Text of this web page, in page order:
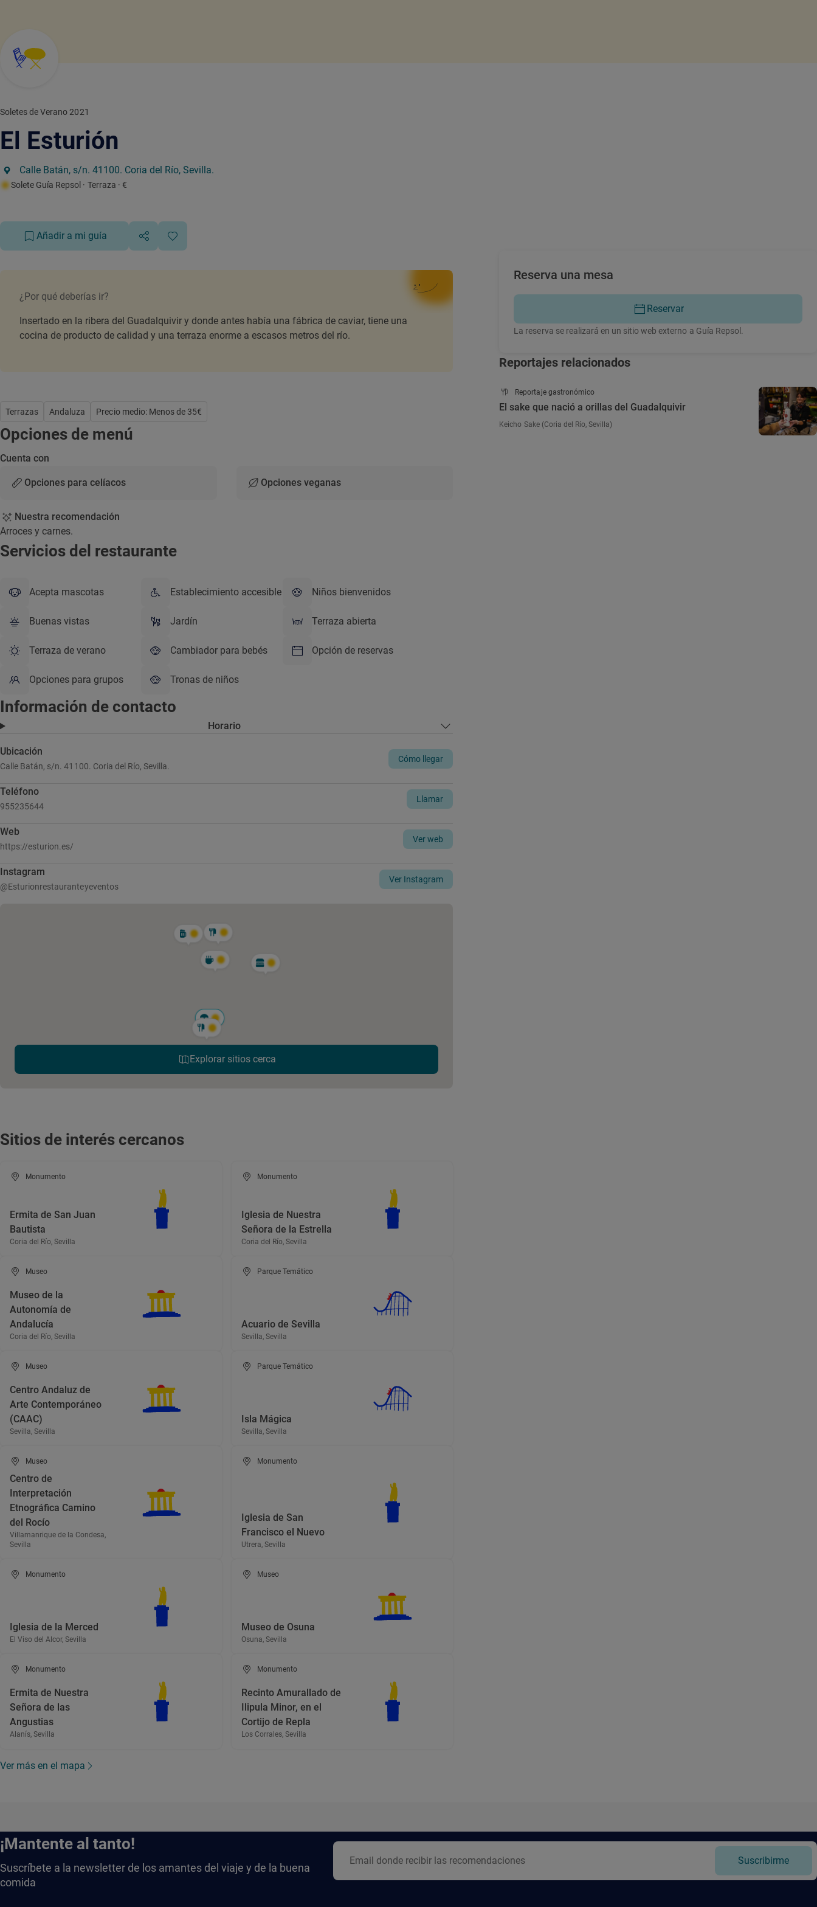
Soletes de Verano 2021
El Esturión
Calle Batán, s/n. 41100. Coria del Río, Sevilla.
Solete Guía Repsol · Terraza · €
Añadir a mi guía
¿Por qué deberías ir?
Insertado en la ribera del Guadalquivir y donde antes había una fábrica de caviar, tiene una
cocina de producto de calidad y una terraza enorme a escasos metros del río.
Terrazas Andaluza Precio medio: Menos de 35€
Opciones de menú
Cuenta con
Opciones para celíacos Opciones veganas
Nuestra recomendación
Arroces y carnes.
Servicios del restaurante
Acepta mascotas Establecimiento accesible Niños bienvenidos
Buenas vistas Jardín Terraza abierta
Terraza de verano Cambiador para bebés Opción de reservas
Opciones para grupos Tronas de niños
Información de contacto
Horario
Ubicación
Calle Batán, s/n. 41100. Coria del Río, Sevilla.
Cómo llegar
Teléfono
955235644
Llamar
Web
https://esturion.es/
Ver web
Instagram
@Esturionrestauranteyeventos
Ver Instagram
Explorar sitios cerca
Sitios de interés cercanos
Monumento
Ermita de San Juan
Bautista
Coria del Río, Sevilla
Monumento
Iglesia de Nuestra
Señora de la Estrella
Coria del Río, Sevilla
Museo
Museo de la
Autonomía de
Andalucía
Coria del Río, Sevilla
Parque Temático
Acuario de Sevilla
Sevilla, Sevilla
Museo
Centro Andaluz de
Arte Contemporáneo
(CAAC)
Sevilla, Sevilla
Parque Temático
Isla Mágica
Sevilla, Sevilla
Museo
Centro de
Interpretación
Etnográfica Camino
del Rocío
Villamanrique de la Condesa,
Sevilla
Monumento
Iglesia de San
Francisco el Nuevo
Utrera, Sevilla
Monumento
Iglesia de la Merced
El Viso del Alcor, Sevilla
Museo
Museo de Osuna
Osuna, Sevilla
Monumento
Ermita de Nuestra
Señora de las
Angustias
Alanís, Sevilla
Monumento
Recinto Amurallado de
Ilipula Minor, en el
Cortijo de Repla
Los Corrales, Sevilla
Ver más en el mapa
Reserva una mesa
Reservar
La reserva se realizará en un sitio web externo a Guía Repsol.
Reportajes relacionados
Reportaje gastronómico
El sake que nació a orillas del Guadalquivir
Keicho Sake (Coria del Río, Sevilla)
¡Mantente al tanto!
Suscríbete a la newsletter de los amantes del viaje y de la buena
comida
Suscribirme